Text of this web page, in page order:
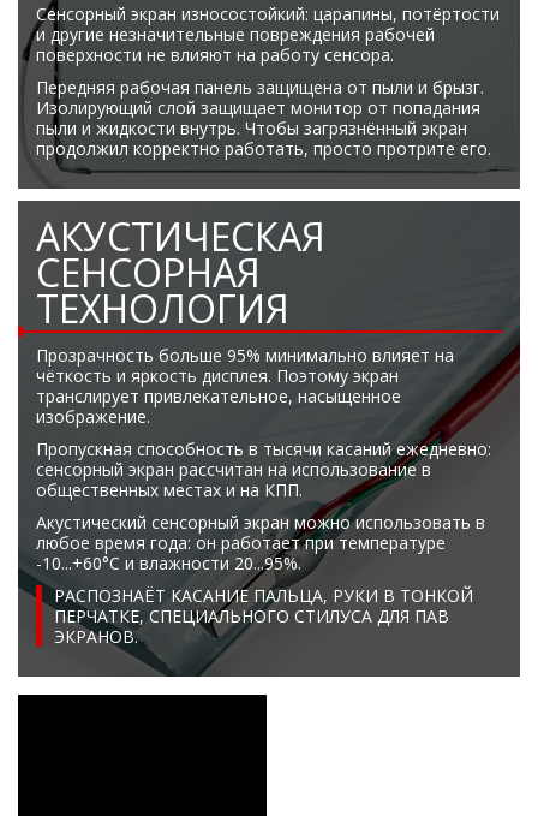
Сенсорный экран износостойкий: царапины, потёртости
и другие незначительные повреждения рабочей
поверхности не влияют на работу сенсора.
Передняя рабочая панель защищена от пыли и брызг.
Изолирующий слой защищает монитор от попадания
пыли и жидкости внутрь. Чтобы загрязнённый экран
продолжил корректно работать, просто протрите его.
АКУСТИЧЕСКАЯ
СЕНСОРНАЯ
ТЕХНОЛОГИЯ
Прозрачность больше 95% минимально влияет на
чёткость и яркость дисплея. Поэтому экран
транслирует привлекательное, насыщенное
изображение.
Пропускная способность в тысячи касаний ежедневно:
сенсорный экран рассчитан на использование в
общественных местах и на КПП.
Акустический сенсорный экран можно использовать в
любое время года: он работает при температуре
-10...+60°C и влажности 20...95%.
РАСПОЗНАЁТ КАСАНИЕ ПАЛЬЦА, РУКИ В ТОНКОЙ
ПЕРЧАТКЕ, СПЕЦИАЛЬНОГО СТИЛУСА ДЛЯ ПАВ
ЭКРАНОВ.